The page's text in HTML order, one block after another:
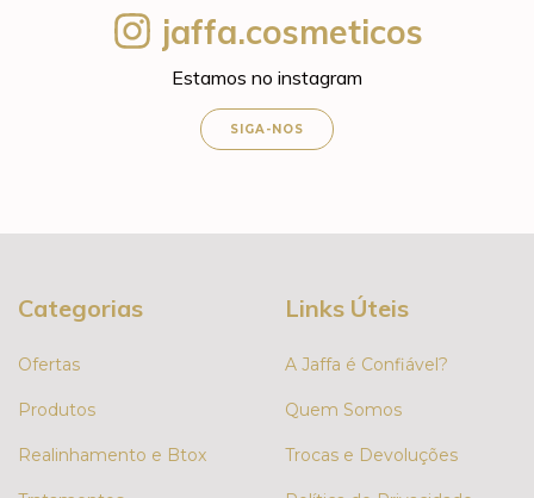
jaffa.cosmeticos
Estamos no instagram
SIGA-NOS
Categorias
Ofertas
Produtos
Realinhamento e Btox
Links Úteis
A Jaffa é Confiável?
Quem Somos
Trocas e Devoluções